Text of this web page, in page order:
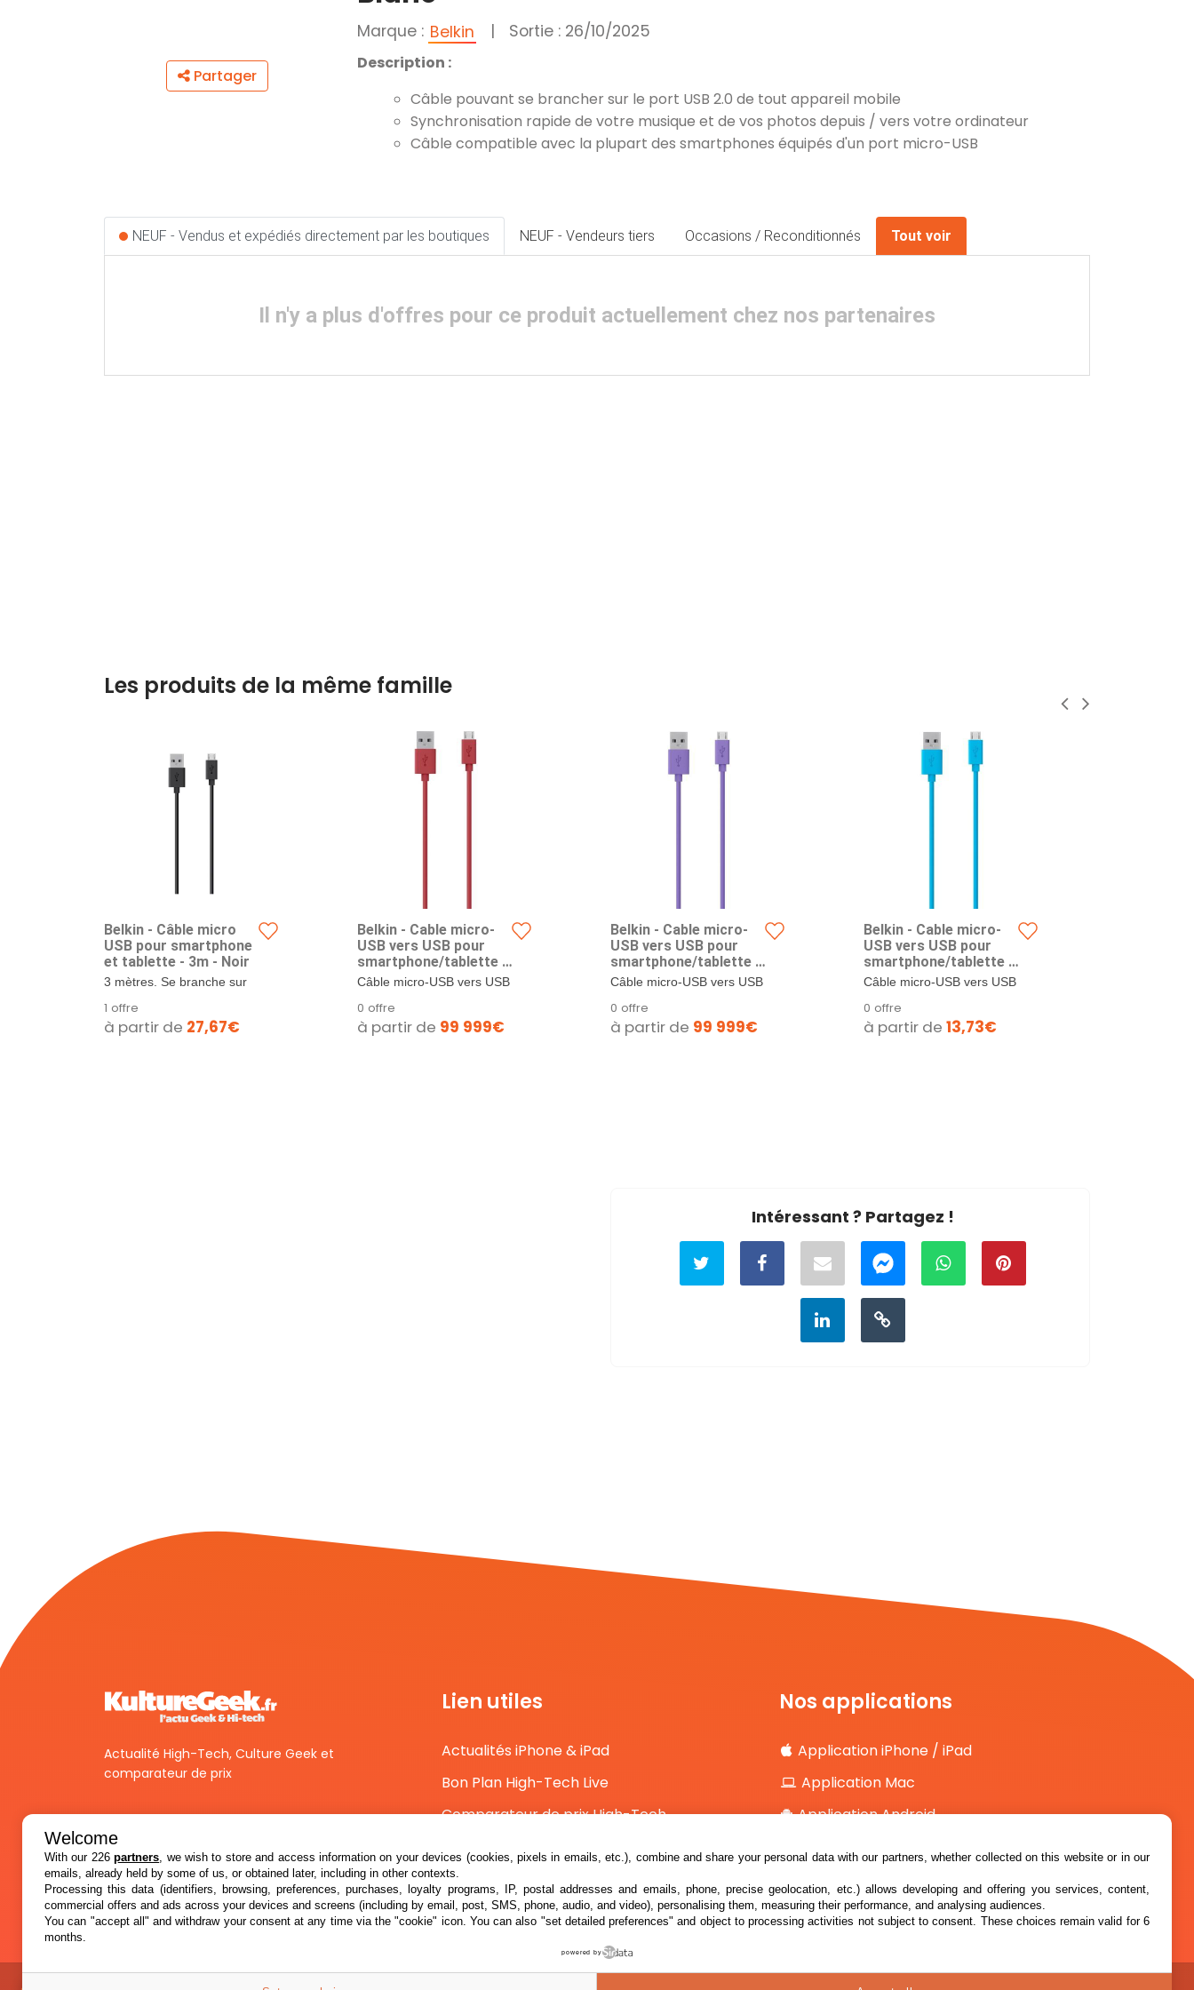
Partager
Marque : Belkin | Sortie : 26/10/2025
Description :
Câble pouvant se brancher sur le port USB 2.0 de tout appareil mobile
Synchronisation rapide de votre musique et de vos photos depuis / vers votre ordinateur
Câble compatible avec la plupart des smartphones équipés d'un port micro-USB
NEUF - Vendus et expédiés directement par les boutiques NEUF - Vendeurs tiers Occasions / Reconditionnés Tout voir
Il n'y a plus d'offres pour ce produit actuellement chez nos partenaires
Les produits de la même famille
Belkin - Câble micro
USB pour smartphone
et tablette - 3m - Noir
3 mètres. Se branche sur
pour la...
1 offre
à partir de 27,67€
Belkin - Cable micro-
USB vers USB pour
smartphone/tablette -
2 mètres - Rouge
Câble micro-USB vers USB
brancher pour...
0 offre
à partir de 99 999€
Belkin - Cable micro-
USB vers USB pour
smartphone/tablette -
2 mètres - Violet
Câble micro-USB vers USB
brancher pour...
0 offre
à partir de 99 999€
Belkin - Cable micro-
USB vers USB pour
smartphone/tablette -
2 mètres - Bleu
Câble micro-USB vers USB
brancher pour...
0 offre
à partir de 13,73€
Intéressant ? Partagez !
Actualité High-Tech, Culture Geek et
comparateur de prix
Lien utiles
Actualités iPhone & iPad
Bon Plan High-Tech Live
Comparateur de prix High-Tech
Nos applications
Application iPhone / iPad
Application Mac
Application Android
Welcome
With our 226partners, we wish to store and access information on your devices (cookies, pixels in emails, etc.), combine and share your personal data with our partners, whether collected on this website or in our
emails, already held by some of us, or obtained later, including in other contexts.
Processing this data (identifiers, browsing, preferences, purchases, loyalty programs, IP, postal addresses and emails, phone, precise geolocation, etc.) allows developing and offering you services, content,
commercial offers and ads across your devices and screens (including by email, post, SMS, phone, audio, and video), personalising them, measuring their performance, and analysing audiences.
You can "accept all" and withdraw your consent at any time via the "cookie" icon. You can also "set detailed preferences" and object to processing activities not subject to consent. These choices remain valid for 6
months.
powered by